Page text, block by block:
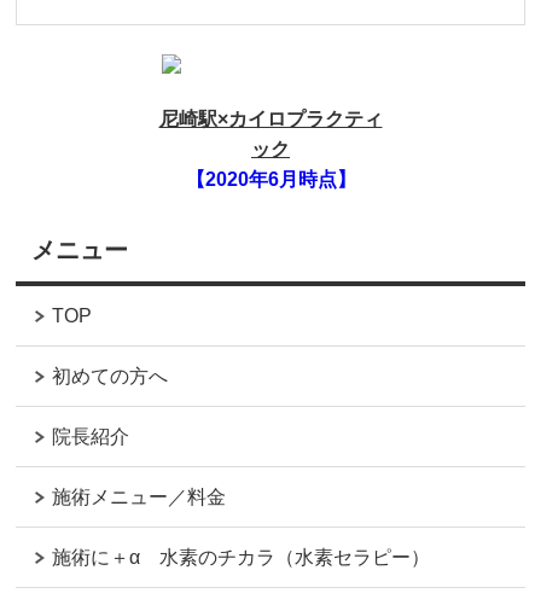
尼崎駅×カイロプラクティ
ック
【2020年6月時点】
メニュー
TOP
初めての方へ
院長紹介
施術メニュー／料金
施術に＋α 水素のチカラ（水素セラピー）